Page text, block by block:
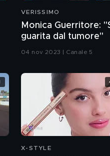
VERISSIMO
Monica Guerritore:
guarita dal tumore"
04 nov 2023 | Canale 5
X-STYLE